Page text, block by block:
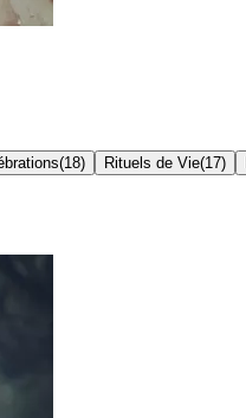
(18) Rituels de Vie(17)